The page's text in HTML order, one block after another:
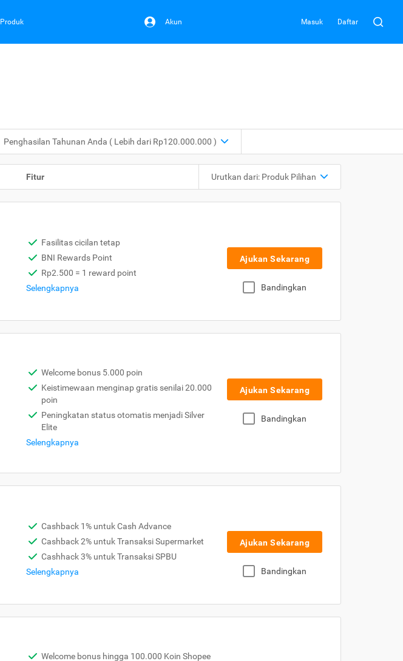
Produk Akun Masuk Daftar
Penghasilan Tahunan Anda ( Lebih dari Rp120.000.000 )
Fitur Urutkan dari: Produk Pilihan
Fasilitas cicilan tetap
BNI Rewards Point
Rp2.500 = 1 reward point
Selengkapnya
Ajukan Sekarang
Bandingkan
Welcome bonus 5.000 poin
Keistimewaan menginap gratis senilai 20.000
poin
Peningkatan status otomatis menjadi Silver
Elite
Selengkapnya
Ajukan Sekarang
Bandingkan
Cashback 1% untuk Cash Advance
Cashback 2% untuk Transaksi Supermarket
Cashhack 3% untuk Transaksi SPBU
Selengkapnya
Ajukan Sekarang
Bandingkan
Welcome bonus hingga 100.000 Koin Shopee